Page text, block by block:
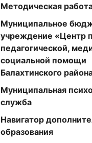
Методическая
Муниципальное
учреждение «Центр
педагогической,
социальной помощи
Балахтинского
Муниципальная
служба
Навигатор
образования